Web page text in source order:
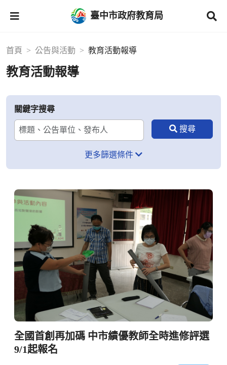
臺中市政府教育局
首頁 公告與活動 教育活動報導
教育活動報導
關鍵字搜尋
更多篩選條件
全國首創再加碼 中市績優教師全時進修評選
9/1起報名